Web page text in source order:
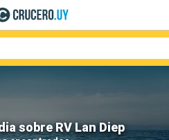
sobre RV Lan Diep